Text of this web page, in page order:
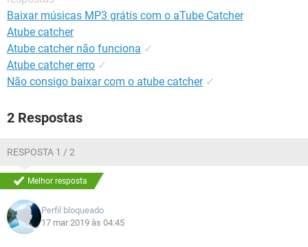
Baixar músicas MP3 grátis com o aTube Catcher
Atube catcher
Atube catcher não funciona ✓
Atube catcher erro ✓
Não consigo baixar com o atube catcher ✓
2 Respostas
RESPOSTA 1 / 2
Melhor resposta
Perfil bloqueado
17 mar 2019 às 04:45